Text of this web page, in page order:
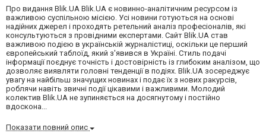
Про видання Blik.UA Blik.UA є новинно-аналітичним ресурсом із
важливою суспільною місією. Усі новини готуються на основі
надійних джерел і проходять ретельний аналіз професіоналів, які
консультуються з провідними експертами. Сайт Blik.UA став
важливою подією в українській журналістиці, оскільки це перший
європейський таблоїд, який з'явився в Україні. Стиль подачі
інформації поєднує точність і достовірність із глибоким аналізом, що
дозволяє виявляти головні тенденції в подіях. Blik.UA зосереджує
увагу на найбільш значущих новинах і подає їх з нових ракурсів,
роблячи навіть звичні події цікавими і важливими. Молодий
колектив Blik.UA не зупиняється на досягнутому і постійно
вдоскона...
Показати повний опис